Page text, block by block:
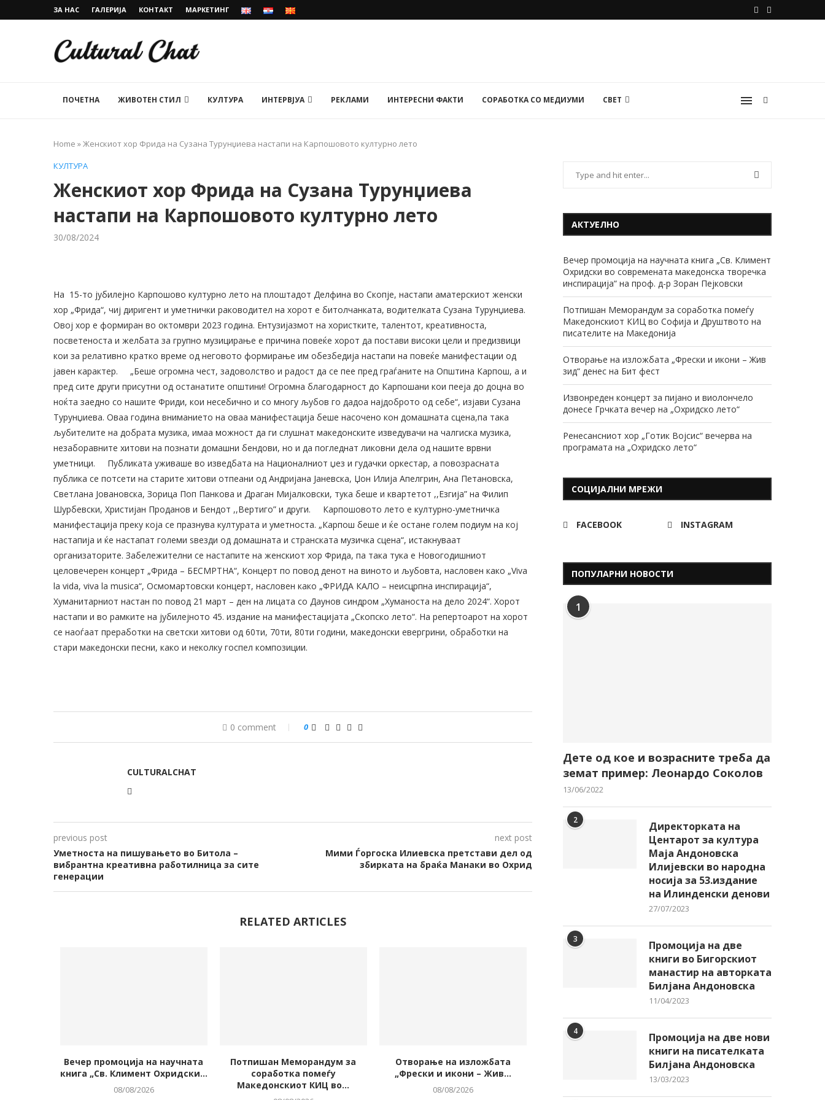
ЗА НАС ГАЛЕРИЈА КОНТАКТ МАРКЕТИНГ
ПОЧЕТНА ЖИВОТЕН СТИЛ КУЛТУРА ИНТЕРВЈУА РЕКЛАМИ ИНТЕРЕСНИ ФАКТИ СОРАБОТКА СО МЕДИУМИ СВЕТ
Home »Женскиот хор Фрида на Сузана Турунџиева настапи на Карпошовото културно лето
КУЛТУРА
Женскиот хор Фрида на Сузана Турунџиева
настапи на Карпошовото културно лето
30/08/2024
На 15-то јубилејно Карпошово културно лето на плоштадот Делфина во Скопје, настапи аматерскиот женски
хор „Фрида“, чиј диригент и уметнички раководител на хорот е битолчанката, водителката Сузана Турунџиева.
Овој хор е формиран во октомври 2023 година. Ентузијазмот на хористките, талентот, креативноста,
посветеноста и желбата за групно музицирање е причина повеќе хорот да постави високи цели и предизвици
кои за релативно кратко време од неговото формирање им обезбедија настапи на повеќе манифестации од
јавен карактер.
„Беше огромна чест, задоволство и радост да се пее пред граѓаните на Општина Карпош, a и
пред сите други присутни од останатите општини! Огромна благодарност до Карпошани кои пееја до доцна во
ноќта заедно со нашите Фриди, кои несебично и со многу љубов го дадоа најдоброто од себе“, изјави Сузана
Турунџиева. Оваа година вниманието на оваа манифестација беше насочено кон домашната сцена,па така
љубителите на добрата музика, имаа можност да ги слушнат македонските изведувачи на чалгиска музика,
незаборавните хитови на познати домашни бендови, но и да погледнат ликовни дела од нашите врвни
уметници.
Публиката уживаше во изведбата на Националниот џез и гудачки оркестар, а повозрасната
публика се потсети на старите хитови отпеани од Андријана Јаневска, Џон Илија Апелгрин, Ана Петановска,
Светлана Јовановска, Зорица Поп Панкова и Драган Мијалковски, тука беше и квартетот ,,Езгија” на Филип
Шурбевски, Христијан Проданов и Бендот ,,Вертиго” и други.
Карпошовото лето е културно-уметничка
манифестација преку која се празнува културата и уметноста. „Карпош беше и ќе остане голем подиум на кој
настапија и ќе настапат големи ѕвезди од домашната и странската музичка сцена“, истакнуваат
организаторите. Забележителни се настапите на женскиот хор Фрида, па така тука е Новогодишниот
целовечерен концерт „Фрида – БЕСМРТНА“, Концерт по повод денот на виното и љубовта, насловен како „Viva
la vida, viva la musica“, Осмомартовски концерт, насловен како „ФРИДА КАЛО – неисцрпна инспирација“,
Хуманитарниот настан по повод 21 март – ден на лицата со Даунов синдром „Хуманоста на дело 2024“. Хорот
настапи и во рамките на јубилејното 45. издание на манифестацијата „Скопско лето“. На репертоарот на хорот
се наоѓаат преработки на светски хитови од 60ти, 70ти, 80ти години, македонски евергрини, обработки на
стари македонски песни, како и неколку госпел композиции.
0 comment 0
CULTURALCHAT
previous post
Уметноста на пишувањето во Битола –
вибрантна креативна работилница за сите
генерации
next post
Мими Ѓоргоска Илиевска претстави дел од
збирката на браќа Манаки во Охрид
RELATED ARTICLES
Вечер промоција на научната
книга „Св. Климент Охридски...
08/08/2026
Потпишан Меморандум за
соработка помеѓу
Македонскиот КИЦ во...
Отворање на изложбата
„Фрески и икони – Жив...
08/08/2026
Извонреден концерт за пијано
Ренесансниот хор
Војсис“ вечерва на
АКТУЕЛНО
Вечер промоција на научната книга „Св. Климент
Охридски во современата македонска творечка
инспирација“ на проф. д-р Зоран Пејковски
Потпишан Меморандум за соработка помеѓу
Македонскиот КИЦ во Софија и Друштвото на
писателите на Македонија
Отворање на изложбата „Фрески и икони – Жив
зид“ денес на Бит фест
Извонреден концерт за пијано и виолончело
донесе Грчката вечер на „Охридско лето“
Ренесансниот хор „Готик Војсис“ вечерва на
програмата на „Охридско лето“
СОЦИЈАЛНИ МРЕЖИ
FACEBOOK INSTAGRAM
ПОПУЛАРНИ НОВОСТИ
1
Дете од кое и возрасните треба да
земат пример: Леонардо Соколов
13/06/2022
2
Директорката на
Центарот за култура
Маја Андоновска
Илијевски во народна
носија за 53.издание
на Илинденски денови
27/07/2023
3
Промоција на две
книги во Бигорскиот
манастир на авторката
Билјана Андоновска
11/04/2023
4
Промоција на две нови
книги на писателката
Билјана Андоновска
13/03/2023